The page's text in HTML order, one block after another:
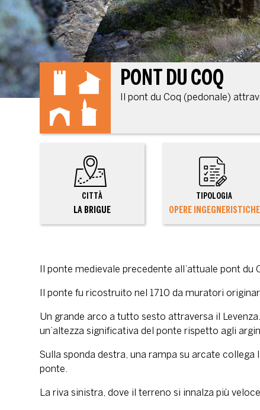
PONT DU COQ
Il pont du Coq (pedonale)
CITTÀ
LA BRIGUE
TIPOLOGIA
OPERE INGEGNERISTICHE
Il ponte medievale precedente all’attuale pont du
Il ponte fu ricostruito nel 1710 da muratori
Un grande arco a tutto sesto attraversa il
un’altezza significativa del ponte rispetto agli
Sulla sponda destra, una rampa su arcate
ponte.
La riva sinistra, dove il terreno si innalza più